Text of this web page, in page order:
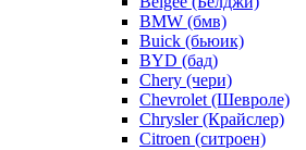
BMW (бмв)
Buick (бьюик)
BYD (бад)
Chery (чери)
Chevrolet (Шевроле)
Chrysler (Крайслер)
Citroen (ситроен)